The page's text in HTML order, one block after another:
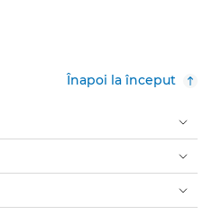
Înapoi la început